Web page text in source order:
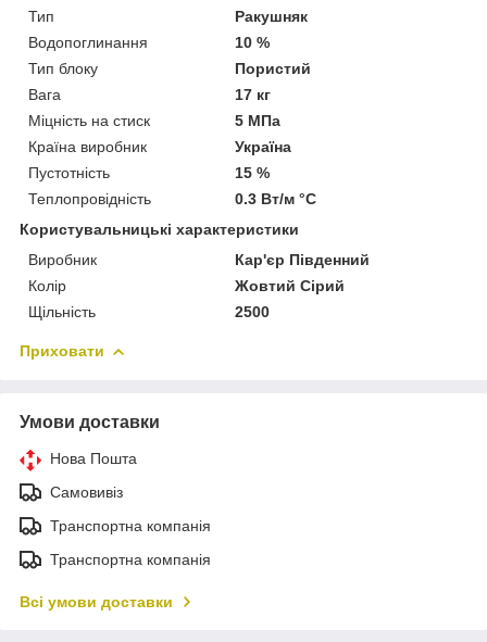
Тип
Ракушняк
Водопоглинання
10 %
Тип блоку
Пористий
Вага
17 кг
Міцність на стиск
5 МПа
Країна виробник
Україна
Пустотність
15 %
Теплопровідність
0.3 Вт/м °С
Користувальницькі характеристики
Виробник
Кар'єр Південний
Колір
Жовтий Сірий
Щільність
2500
Приховати
Умови доставки
Нова Пошта
Самовивіз
Транспортна компанія
Транспортна компанія
Всі умови доставки